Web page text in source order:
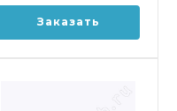
Заказать